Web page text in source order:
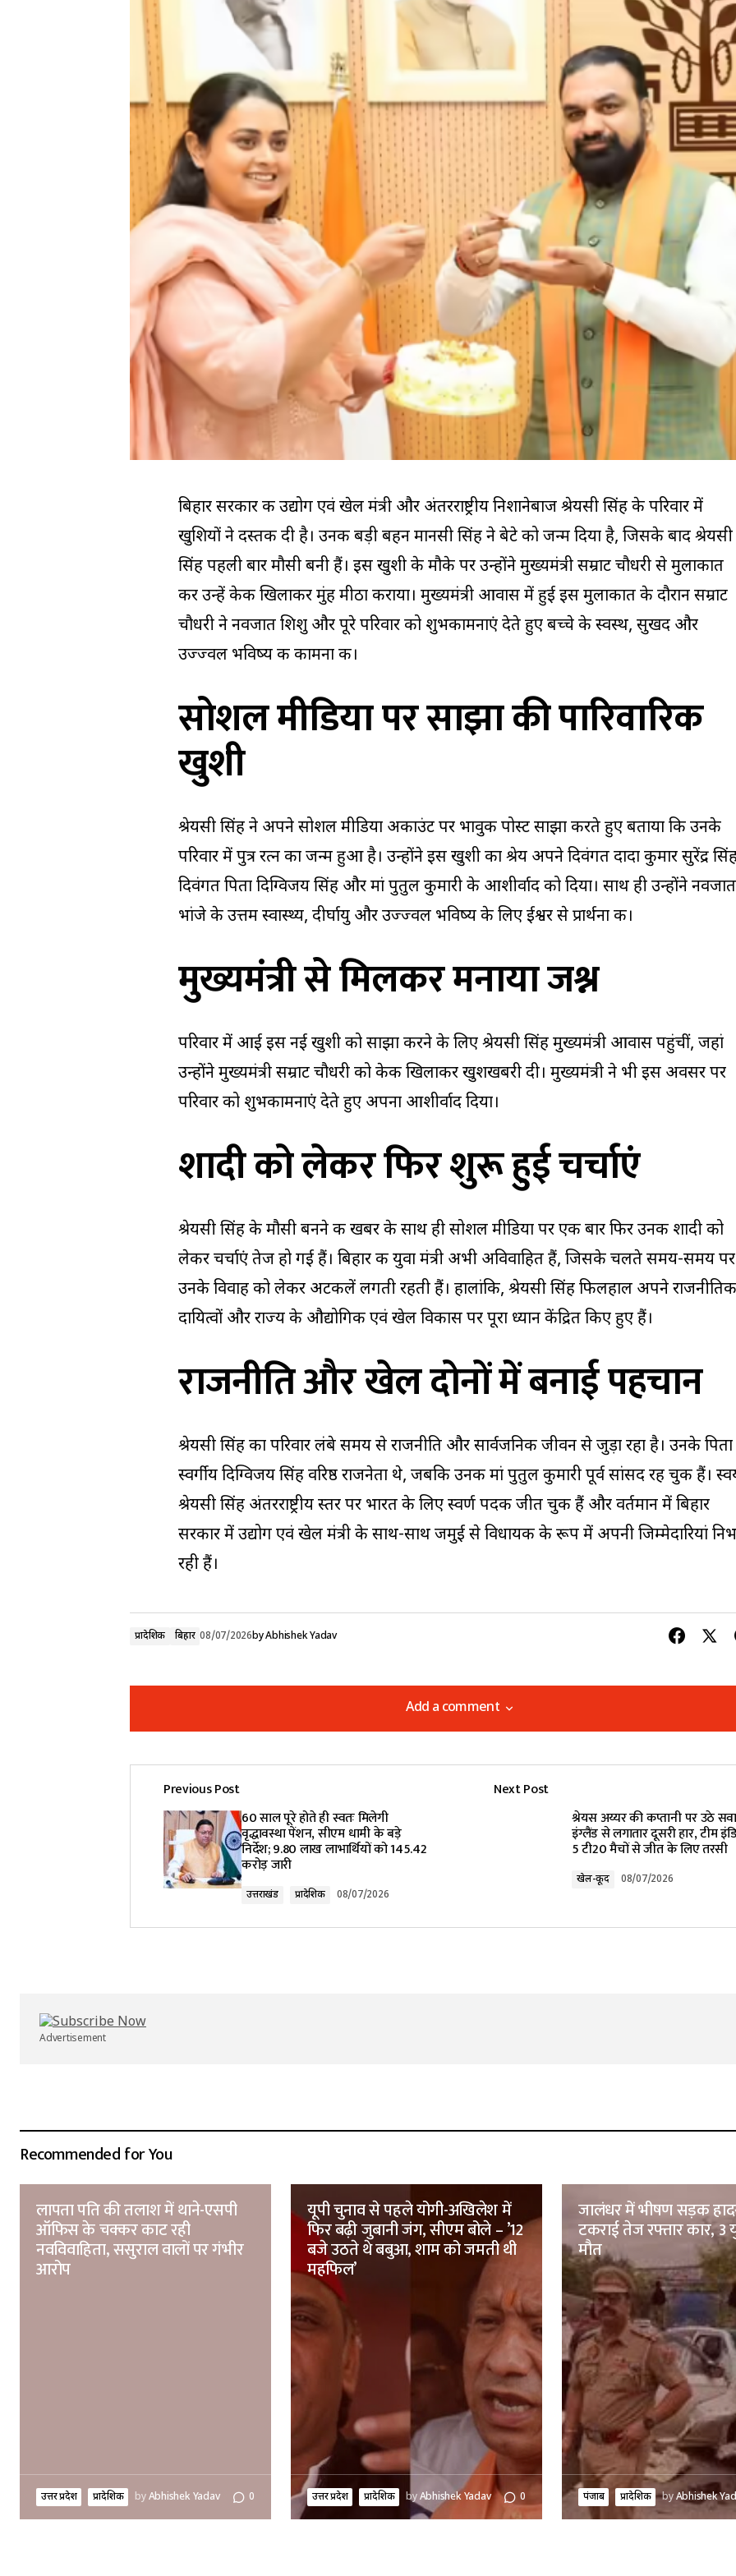
बिहार सरकार की उद्योग एवं खेल मंत्री और अंतरराष्ट्रीय निशानेबाज श्रेयसी सिंह के परिवार में
खुशियों ने दस्तक दी है। उनकी बड़ी बहन मानसी सिंह ने बेटे को जन्म दिया है, जिसके बाद श्रेयसी
सिंह पहली बार मौसी बनी हैं। इस खुशी के मौके पर उन्होंने मुख्यमंत्री सम्राट चौधरी से मुलाकात
कर उन्हें केक खिलाकर मुंह मीठा कराया। मुख्यमंत्री आवास में हुई इस मुलाकात के दौरान सम्राट
चौधरी ने नवजात शिशु और पूरे परिवार को शुभकामनाएं देते हुए बच्चे के स्वस्थ, सुखद और
उज्ज्वल भविष्य की कामना की।
सोशल मीडिया पर साझा की पारिवारिक
खुशी
श्रेयसी सिंह ने अपने सोशल मीडिया अकाउंट पर भावुक पोस्ट साझा करते हुए बताया कि उनके
परिवार में पुत्र रत्न का जन्म हुआ है। उन्होंने इस खुशी का श्रेय अपने दिवंगत दादा कुमार सुरेंद्र
दिवंगत पिता दिग्विजय सिंह और मां पुतुल कुमारी के आशीर्वाद को दिया। साथ ही उन्होंने नवजात
भांजे के उत्तम स्वास्थ्य, दीर्घायु और उज्ज्वल भविष्य के लिए ईश्वर से प्रार्थना की।
मुख्यमंत्री से मिलकर मनाया जश्न
परिवार में आई इस नई खुशी को साझा करने के लिए श्रेयसी सिंह मुख्यमंत्री आवास पहुंचीं, जहां
उन्होंने मुख्यमंत्री सम्राट चौधरी को केक खिलाकर खुशखबरी दी। मुख्यमंत्री ने भी इस अवसर पर
परिवार को शुभकामनाएं देते हुए अपना आशीर्वाद दिया।
शादी को लेकर फिर शुरू हुई चर्चाएं
श्रेयसी सिंह के मौसी बनने की खबर के साथ ही सोशल मीडिया पर एक बार फिर उनकी शादी को
लेकर चर्चाएं तेज हो गई हैं। बिहार की युवा मंत्री अभी अविवाहित हैं, जिसके चलते समय-समय पर
उनके विवाह को लेकर अटकलें लगती रहती हैं। हालांकि, श्रेयसी सिंह फिलहाल अपने राजनीतिक
दायित्वों और राज्य के औद्योगिक एवं खेल विकास पर पूरा ध्यान केंद्रित किए हुए हैं।
राजनीति और खेल दोनों में बनाई पहचान
श्रेयसी सिंह का परिवार लंबे समय से राजनीति और सार्वजनिक जीवन से जुड़ा रहा है। उनके पिता
स्वर्गीय दिग्विजय सिंह वरिष्ठ राजनेता थे, जबकि उनकी मां पुतुल कुमारी पूर्व सांसद रह चुकी हैं।
श्रेयसी सिंह अंतरराष्ट्रीय स्तर पर भारत के लिए स्वर्ण पदक जीत चुकी हैं और वर्तमान में बिहार
सरकार में उद्योग एवं खेल मंत्री के साथ-साथ जमुई से विधायक के रूप में अपनी जिम्मेदारियां
रही हैं।
प्रादेशिक बिहार 08/07/2026byAbhishek Yadav
Add a comment
Add a comment
Your email address will not be published. Required fields are marked*
Comment*
Previous Post
60 साल पूरे होते ही स्वतः मिलेगी
वृद्धावस्था पेंशन, सीएम धामी के बड़े
निर्देश; 9.80 लाख लाभार्थियों को ₹145.42
करोड़ जारी
उत्तराखंड प्रादेशिक 08/07/2026
Next Post
श्रेयस अय्यर की कप्तानी पर उठे
इंग्लैंड से लगातार दूसरी हार, टीम
5 टी20 मैचों से जीत के लिए तरसी
खेल-कूद 08/07/2026
Advertisement
Recommended for You
लापता पति की तलाश में थाने-एसपी
ऑफिस के चक्कर काट रही
नवविवाहिता, ससुराल वालों पर गंभीर
आरोप
उत्तर प्रदेश प्रादेशिक byAbhishek Yadav 0
यूपी चुनाव से पहले योगी-अखिलेश में
फिर बढ़ी जुबानी जंग, सीएम बोले – ’12
बजे उठते थे बबुआ, शाम को जमती थी
महफिल’
उत्तर प्रदेश प्रादेशिक byAbhishek Yadav 0
जालंधर में भीषण सड़क
टकराई तेज रफ्तार कार, 3
मौत
पंजाब प्रादेशिक byAbhishek